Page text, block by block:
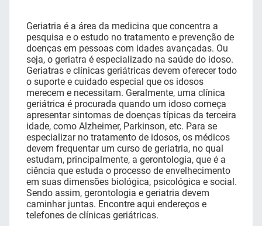
Geriatria é a área da medicina que concentra a
pesquisa e o estudo no tratamento e prevenção de
doenças em pessoas com idades avançadas. Ou
seja, o geriatra é especializado na saúde do idoso.
Geriatras e clínicas geriátricas devem oferecer todo
o suporte e cuidado especial que os idosos
merecem e necessitam. Geralmente, uma clínica
geriátrica é procurada quando um idoso começa
apresentar sintomas de doenças típicas da terceira
idade, como Alzheimer, Parkinson, etc. Para se
especializar no tratamento de idosos, os médicos
devem frequentar um curso de geriatria, no qual
estudam, principalmente, a gerontologia, que é a
ciência que estuda o processo de envelhecimento
em suas dimensões biológica, psicológica e social.
Sendo assim, gerontologia e geriatria devem
caminhar juntas. Encontre aqui endereços e
telefones de clínicas geriátricas.